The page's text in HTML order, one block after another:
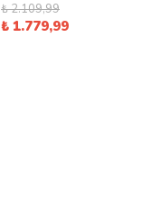
₺ 2.109,99
₺ 1.779,99